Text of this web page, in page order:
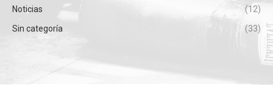
Noticias
(12)
Sin categoría
(33)